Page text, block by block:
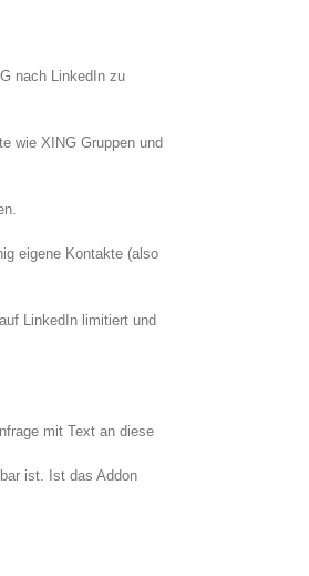
nach LinkedIn zu
wie XING Gruppen und
eigene Kontakte (also
LinkedIn limitiert und
mit Text an diese
ist. Ist das Addon